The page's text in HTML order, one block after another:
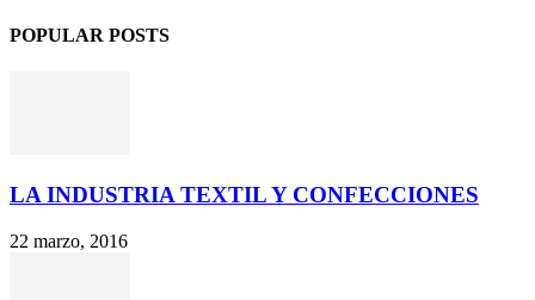
POPULAR POSTS
LA INDUSTRIA TEXTIL Y CONFECCIONES
22 marzo, 2016